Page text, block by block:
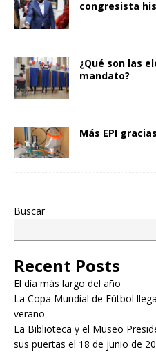
congresista
¿Qué son las
mandato?
Más EPI
Buscar
Recent Posts
El día más largo del año
La Copa Mundial de Fútbol
verano
La Biblioteca y el Museo
sus puertas el 18 de junio de